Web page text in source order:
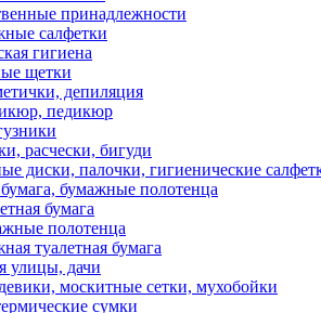
принадлежности
салфетки
гигиена
щетки
депиляция
педикюр
расчески, бигуди
диски, палочки, гигиенические
бумажные полотенца
бумага
полотенца
туалетная бумага
улицы, дачи
москитные сетки, мухобойки
сумки